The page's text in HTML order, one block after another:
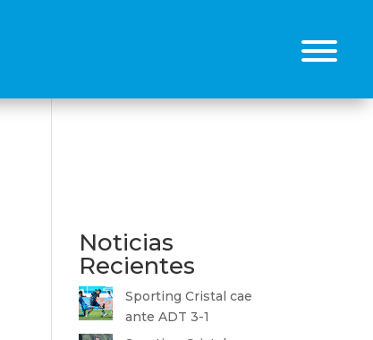
Noticias
Recientes
Sporting Cristal cae
ante ADT 3-1